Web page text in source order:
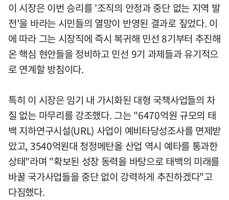
이 시장은 이번 승리를 '조직의 안정과 중단 없는 지역 발
전'을 바라는 시민들의 열망이 반영된 결과로 짚었다. 이
에 따라 그는 시장직에 즉시 복귀해 민선 8기부터 추진해
온 핵심 현안들을 정비하고 민선 9기 과제들과 유기적으
로 연계할 방침이다.
특히 이 시장은 임기 내 가시화된 대형 국책사업들의 차
질 없는 마무리를 강조했다. 그는 "6470억원 규모의 태
백 지하연구시설(URL) 사업이 예비타당성조사를 면제받
았고, 3540억원대 청정메탄올 산업 역시 예타를 통과한
상태"라며 "확보된 성장 동력을 바탕으로 태백의 미래를
바꿀 국가사업들을 중단 없이 강력하게 추진하겠다"고
다짐했다.